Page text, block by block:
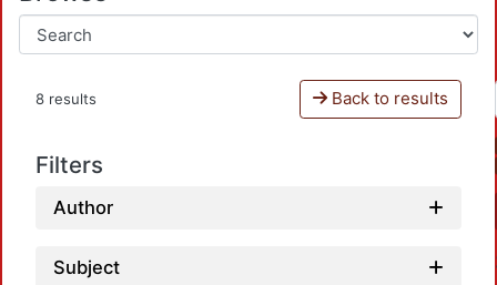
8 results Back to results
Filters
Author
Subject